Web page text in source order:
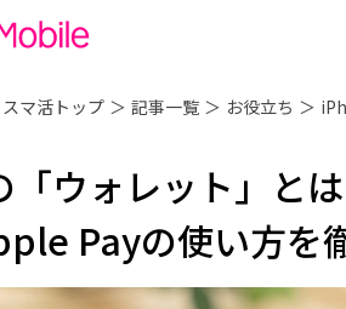
スマ活トップ ＞ 記事一覧 ＞ お役立ち ＞
ウォレット」と
Payの使い方を